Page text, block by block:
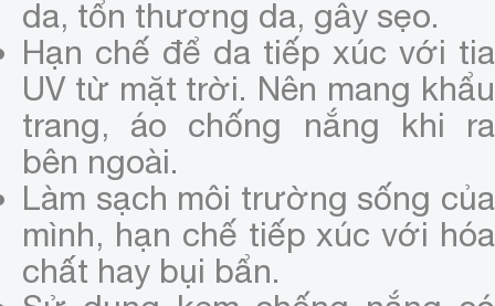
da, tổn thương da, gây sẹo.
Hạn chế để da tiếp xúc với tia
UV từ mặt trời. Nên mang khẩu
trang, áo chống nắng khi ra
bên ngoài.
Làm sạch môi trường sống của
mình, hạn chế tiếp xúc với hóa
chất hay bụi bẩn.